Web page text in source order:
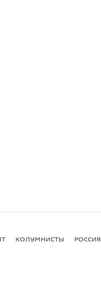
КОЛУМНИСТЫ РОССИЯ